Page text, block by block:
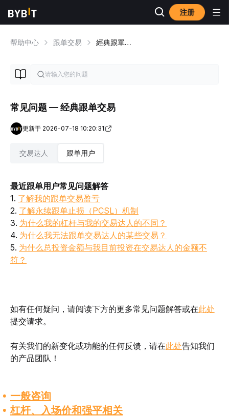
注册
帮助中心 跟单交易 經典跟單交易概览
常见问题 — 经典跟单交易
更新于 2026-07-18 10:20:31
交易达人 跟单用户
最近跟单用户常见问题解答
1. 了解我的跟单交易盈亏
2. 了解永续跟单止损（PCSL）机制
3. 为什么我的杠杆与我的交易达人的不同？
4. 为什么我无法跟单交易达人的某些交易？
5. 为什么总投资金额与我目前投资在交易达人的金额不
符？
如有任何疑问，请阅读下方的更多常见问题解答或在此处
提交请求。
有关我们的新变化或功能的任何反馈，请在此处告知我们
的产品团队！
一般咨询
杠杆、入场价和强平相关